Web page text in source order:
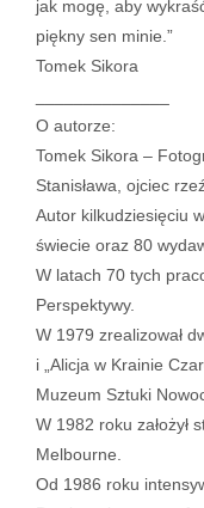
jak mogę, aby
piękny sen minie.”
Tomek Sikora
O autorze:
Tomek Sikora –
Stanisława, ojciec
Autor kilkudziesięciu
świecie oraz 80
W latach 70 tych
Perspektywy.
W 1979 zrealizował
i „Alicja w Krainie
Muzeum Sztuki
W 1982 roku założył
Melbourne.
Od 1986 roku